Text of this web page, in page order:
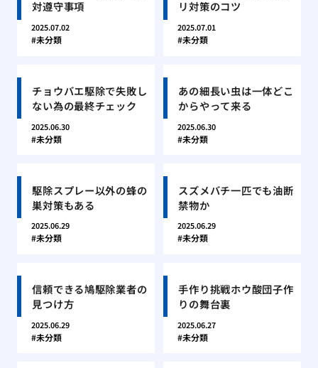
対遵守事項
2025.07.02
未分類
リ対策のコツ
2025.07.01
未分類
チョウバエ駆除で失敗し
ない為の最終チェック
2025.06.30
未分類
あの細長い虫は一体どこ
からやって来る
2025.06.30
未分類
駆除スプレー以外の蜂の
巣対策もある
2025.06.29
未分類
スズメバチ一匹でも油断
禁物か
2025.06.29
未分類
信頼できる鳩駆除業者の
見つけ方
2025.06.29
未分類
手作り挑戦ホウ酸団子作
りの舞台裏
2025.06.27
未分類